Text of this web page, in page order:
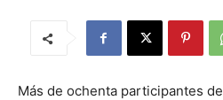
Más de ochenta participantes